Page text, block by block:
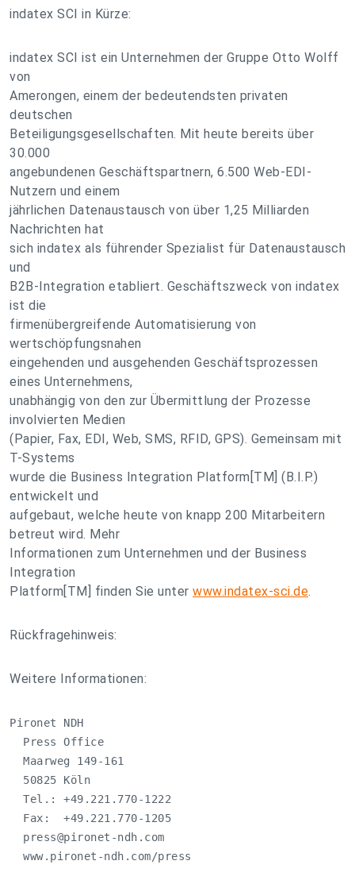
indatex SCI in Kürze:
indatex SCI ist ein Unternehmen der Gruppe Otto Wolff
von
Amerongen, einem der bedeutendsten privaten
deutschen
Beteiligungsgesellschaften. Mit heute bereits über
30.000
angebundenen Geschäftspartnern, 6.500 Web-EDI-
Nutzern und einem
jährlichen Datenaustausch von über 1,25 Milliarden
Nachrichten hat
sich indatex als führender Spezialist für Datenaustausch
und
B2B-Integration etabliert. Geschäftszweck von indatex
ist die
firmenübergreifende Automatisierung von
wertschöpfungsnahen
eingehenden und ausgehenden Geschäftsprozessen
eines Unternehmens,
unabhängig von den zur Übermittlung der Prozesse
involvierten Medien
(Papier, Fax, EDI, Web, SMS, RFID, GPS). Gemeinsam mit
T-Systems
wurde die Business Integration Platform[TM] (B.I.P.)
entwickelt und
aufgebaut, welche heute von knapp 200 Mitarbeitern
betreut wird. Mehr
Informationen zum Unternehmen und der Business
Integration
Platform[TM] finden Sie unter www.indatex-sci.de.
Rückfragehinweis:
Weitere Informationen:
Pironet NDH
  Press Office
  Maarweg 149-161
  50825 Köln
  Tel.: +49.221.770-1222
  Fax:  +49.221.770-1205
press@pironet-ndh.com
  www.pironet-ndh.com/press